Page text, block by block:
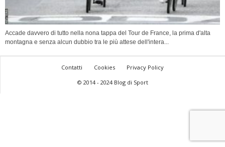
Accade davvero di tutto nella nona tappa del Tour de France, la prima d'alta
montagna e senza alcun dubbio tra le più attese dell'intera...
Contatti Cookies
Privacy Policy
© 2014 - 2024 Blog di Sport